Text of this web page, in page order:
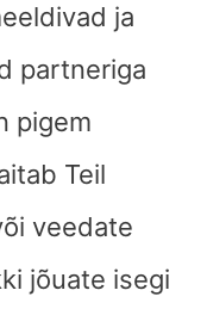
ja
partneriga
pigem
Teil
veedate
jõuate isegi